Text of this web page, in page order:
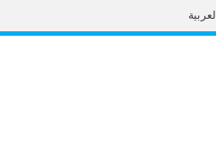
العربية